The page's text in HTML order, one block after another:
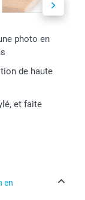
photo en
de haute
et faite
en